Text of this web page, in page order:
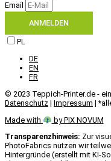
Email
ANMELDEN
PL
DE
EN
FR
© 2023 Teppich-Printer.de -
Datenschutz | Impressum |
Made with
by PIX NOVUM​
Transparenzhinweis: Zur
PhotoFabrics nutzen wir
Hintergründe (erstellt mit KI-